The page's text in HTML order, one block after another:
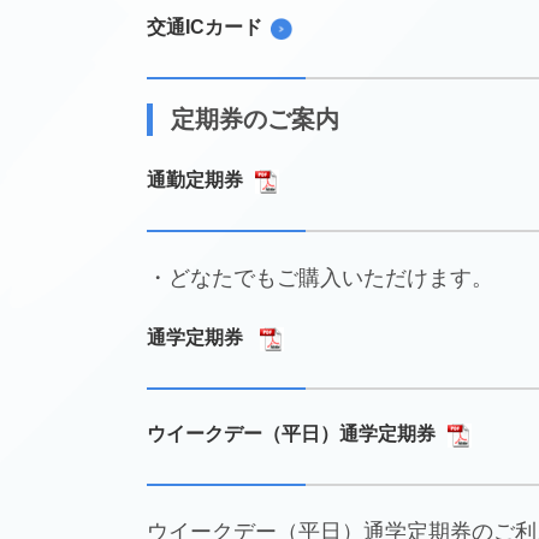
交通ICカード
定期券のご案内
通勤定期券
・どなたでもご購入いただけます。
通学定期券
ウイークデー（平日）通学定期券
ウイークデー（平日）通学定期券のご